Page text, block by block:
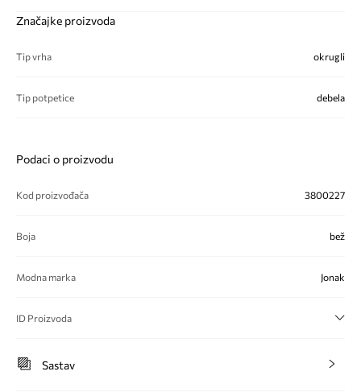
Značajke proizvoda
Tip vrha okrugli
Tip potpetice debela
Podaci o proizvodu
Kod proizvođača 3800227
Boja bež
Modna marka Jonak
ID Proizvoda
Sastav